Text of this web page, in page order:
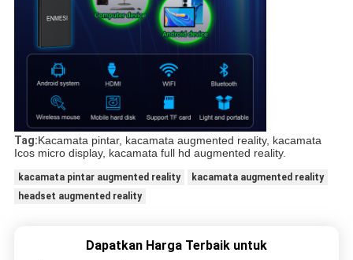
Tag:Kacamata pintar, kacamata augmented reality, kacamata
Icos micro display, kacamata full hd augmented reality.
kacamata pintar augmented reality
kacamata augmented reality
headset augmented reality
Dapatkan Harga Terbaik untuk